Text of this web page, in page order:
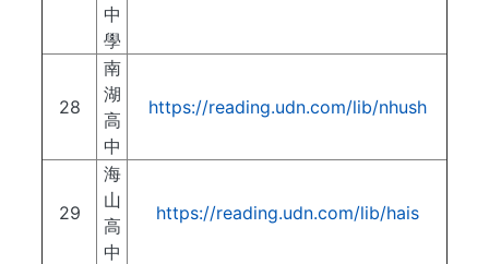
中
學
28
南
湖
高
中
https://reading.udn.com/lib/nhush
29
海
山
高
中
https://reading.udn.com/lib/hais